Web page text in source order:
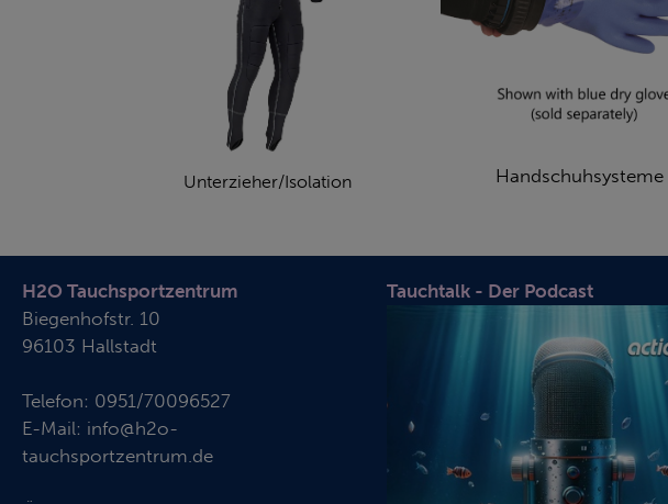
Unterzieher/Isolation Handschuhsysteme
H2O Tauchsportzentrum
Biegenhofstr. 10
96103 Hallstadt
Telefon: 0951/70096527
E-Mail: info@h2o-
tauchsportzentrum.de
Tauchtalk - Der Podcast